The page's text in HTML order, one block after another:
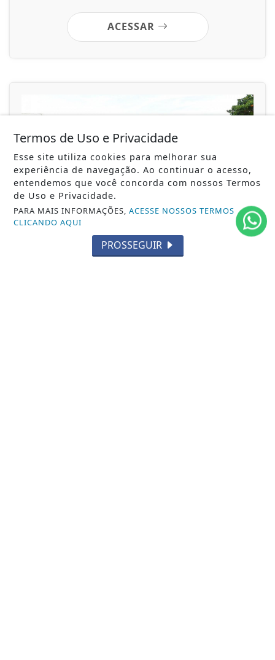
ACESSAR
União de Maricá e Prefeitura promovem
Termos de Uso e Privacidade
Esse site utiliza cookies para melhorar sua
experiência de navegação. Ao continuar o acesso,
entendemos que você concorda com nossos Termos
de Uso e Privacidade.
PARA MAIS INFORMAÇÕES,ACESSE NOSSOS TERMOS
CLICANDO AQUI
PROSSEGUIR